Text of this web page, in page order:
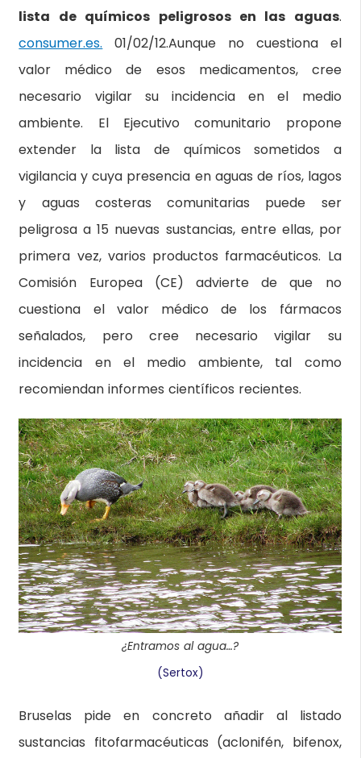
lista de químicos peligrosos en las aguas.
consumer.es. 01/02/12.Aunque no cuestiona el
valor médico de esos medicamentos, cree
necesario vigilar su incidencia en el medio
ambiente. El Ejecutivo comunitario propone
extender la lista de químicos sometidos a
vigilancia y cuya presencia en aguas de ríos, lagos
y aguas costeras comunitarias puede ser
peligrosa a 15 nuevas sustancias, entre ellas, por
primera vez, varios productos farmacéuticos. La
Comisión Europea (CE) advierte de que no
cuestiona el valor médico de los fármacos
señalados, pero cree necesario vigilar su
incidencia en el medio ambiente, tal como
recomiendan informes científicos recientes.
¿Entramos al agua…?
(Sertox)
Bruselas pide en concreto añadir al listado
sustancias fitofarmacéuticas (aclonifén, bifenox,